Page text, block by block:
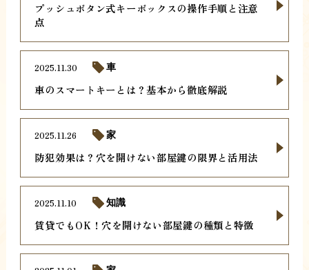
プッシュボタン式キーボックスの操作手順と注意
点
車のスマートキーとは？基本から徹底解説
2025.11.30 車
防犯効果は？穴を開けない部屋鍵の限界と活用法
2025.11.26 家
賃貸でもOK！穴を開けない部屋鍵の種類と特徴
2025.11.10 知識